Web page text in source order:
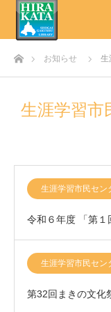
ホームお知らせ 生
生涯学習市
生涯学習市民セン
令和６年度 「第
結果について
生涯学習市民セン
第32回まきの文化